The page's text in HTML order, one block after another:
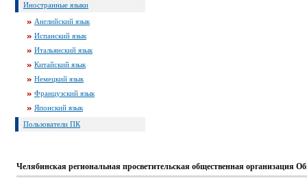
Иностранные языки
Английский язык
Испанский язык
Итальянский язык
Китайский язык
Немецкий язык
Французский язык
Японский язык
Пользователи ПК
Челябинская региональная просветительская общественная организация